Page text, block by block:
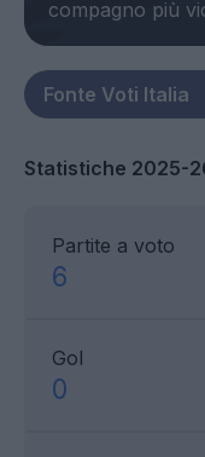
Statistiche 2025-
Partite a voto
6
Gol
0